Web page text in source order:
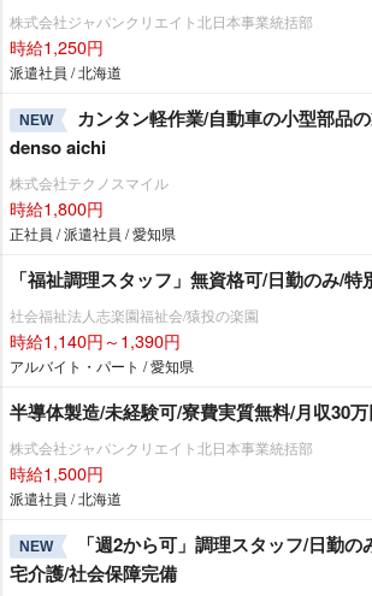
株式会社ジャパンクリエイト北日本事業統括部
時給1,250円
派遣社員 / 北海道
NEW
カンタン軽作業/自動車の小型部品
denso aichi
株式会社テクノスマイル
時給1,800円
正社員 / 派遣社員 / 愛知県
「福祉調理スタッフ」無資格可/日勤のみ/
社会福祉法人志楽園福祉会/猿投の楽園
時給1,140円～1,390円
アルバイト・パート / 愛知県
半導体製造/未経験可/寮費実質無料/月収30
株式会社ジャパンクリエイト北日本事業統括部
時給1,500円
派遣社員 / 北海道
NEW
「週2から可」調理スタッフ/日勤
宅介護/社会保障完備